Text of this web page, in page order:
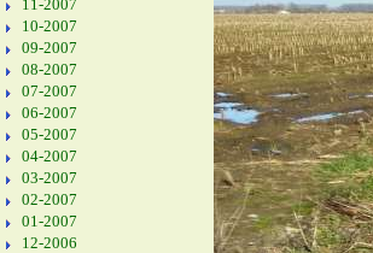
11-2007
10-2007
09-2007
08-2007
07-2007
06-2007
05-2007
04-2007
03-2007
02-2007
01-2007
12-2006